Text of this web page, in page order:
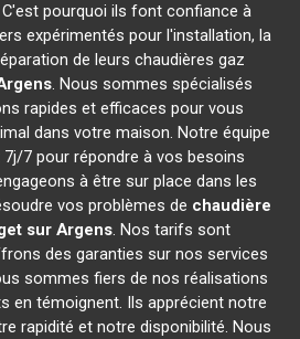
pourquoi ils font confiance à
expérimentés pour l'installation, la
de leurs chaudières gaz
. Nous sommes spécialisés
rapides et efficaces pour vous
dans votre maison. Notre équipe
7 pour répondre à vos besoins
à être sur place dans les
vos problèmes de chaudière
sur Argens. Nos tarifs sont
des garanties sur nos services
sommes fiers de nos réalisations
en témoignent. Ils apprécient notre
rapidité et notre disponibilité. Nous